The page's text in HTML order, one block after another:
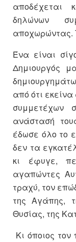
αποδέχεται
δηλώνων
αποχωρώντας.
Ένα είναι
Δημιουργός
από ότι
συμμετέχων
ανάστασή
έδωσε όλο το
δεν τα
κι έφυγε,
αγαπώντες
τραχύ, τον
της Αγάπης,
Θυσίας, της
Κι όποιος